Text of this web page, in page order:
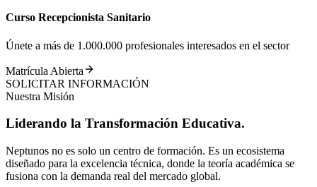
Curso Recepcionista Sanitario
Únete a más de 1.000.000 profesionales interesados en el sector
Matrícula Abierta
SOLICITAR INFORMACIÓN
Nuestra Misión
Liderando la Transformación Educativa.
Neptunos no es solo un centro de formación. Es un ecosistema
diseñado para la excelencia técnica, donde la teoría académica se
fusiona con la demanda real del mercado global.